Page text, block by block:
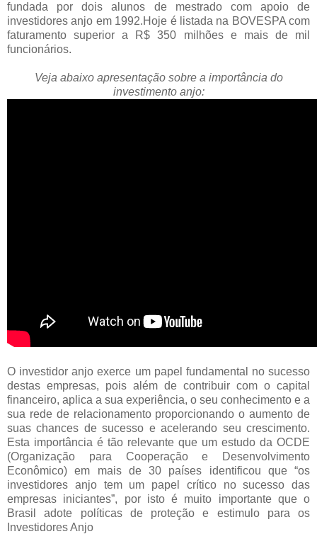
fundada por dois alunos de mestrado com apoio de
investidores anjo em 1992.Hoje é listada na BOVESPA com
faturamento superior a R$ 350 milhões e mais de mil
funcionários.
Veja abaixo apresentação sobre a importância do
investimento anjo:
O investidor anjo exerce um papel fundamental no sucesso
destas empresas, pois além de contribuir com o capital
financeiro, aplica a sua experiência, o seu conhecimento e a
sua rede de relacionamento proporcionando o aumento de
suas chances de sucesso e acelerando seu crescimento.
Esta importância é tão relevante que um estudo da OCDE
(Organização para Cooperação e Desenvolvimento
Econômico) em mais de 30 países identificou que “os
investidores anjo tem um papel crítico no sucesso das
empresas iniciantes”, por isto é muito importante que o
Brasil adote políticas de proteção e estimulo para os
Investidores Anjo